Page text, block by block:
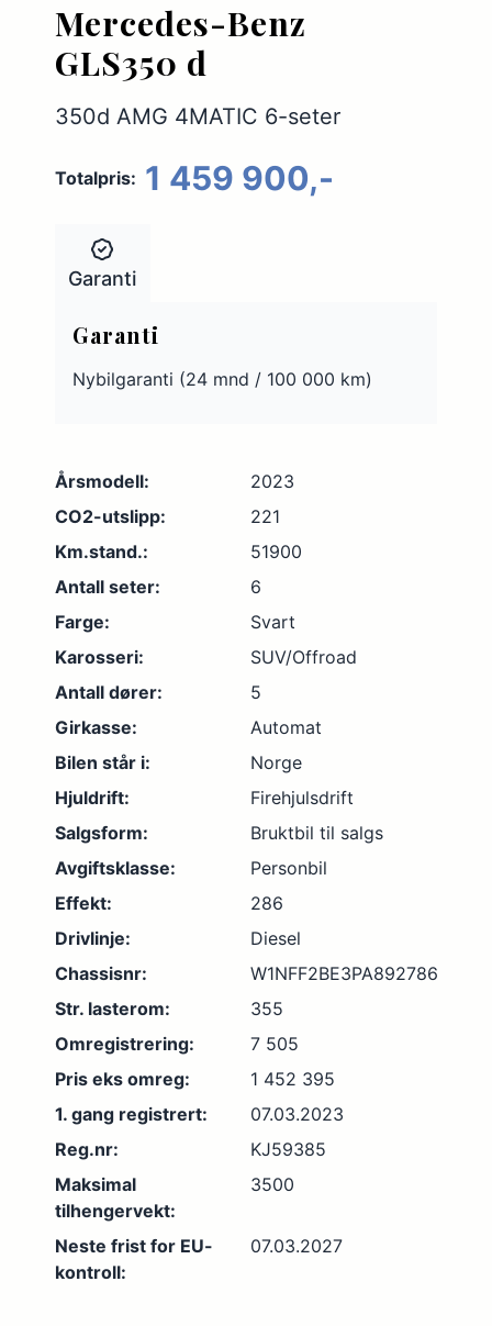
Mercedes-Benz
GLS350 d
350d AMG 4MATIC 6-seter
Totalpris: 1 459 900,-
Garanti
Garanti
Nybilgaranti (24 mnd / 100 000 km)
Årsmodell:
2023
CO2-utslipp:
221
Km.stand.:
51900
Antall seter:
6
Farge:
Svart
Karosseri:
SUV/Offroad
Antall dører:
5
Girkasse:
Automat
Bilen står i:
Norge
Hjuldrift:
Firehjulsdrift
Salgsform:
Bruktbil til salgs
Avgiftsklasse:
Personbil
Effekt:
286
Drivlinje:
Diesel
Chassisnr:
W1NFF2BE3PA892786
Str. lasterom:
355
Omregistrering:
7 505
Pris eks omreg:
1 452 395
1. gang registrert:
07.03.2023
Reg.nr:
KJ59385
Maksimal
tilhengervekt:
3500
Neste frist for EU-
kontroll:
07.03.2027